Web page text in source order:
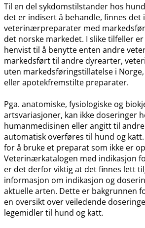
Til en del sykdomstilstander hos
det er indisert å behandle, finnes det
veterinærpreparater med
det norske markedet. I slike tilfeller
henvist til å benytte enten andre
markedsført til andre dyrearter,
uten markedsføringstillatelse i
eller apotekfremstilte preparater.
Pga. anatomiske, fysiologiske og
artsvariasjoner, kan ikke doseringer
humanmedisinen eller angitt til
automatisk overføres til hund og
for å bruke et preparat som ikke er
Veterinærkatalogen med indikasjon
er det derfor viktig at det finnes lett
informasjon om indikasjon og
aktuelle arten. Dette er bakgrunnen
en oversikt over veiledende
legemidler til hund og katt.